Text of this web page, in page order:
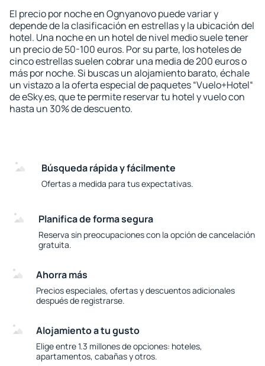
El precio por noche en Ognyanovo puede variar y
depende de la clasificación en estrellas y la ubicación del
hotel. Una noche en un hotel de nivel medio suele tener
un precio de 50-100 euros. Por su parte, los hoteles de
cinco estrellas suelen cobrar una media de 200 euros o
más por noche. Si buscas un alojamiento barato, échale
un vistazo a la oferta especial de paquetes “Vuelo+Hotel“
de eSky.es, que te permite reservar tu hotel y vuelo con
hasta un 30% de descuento.
Búsqueda rápida y fácilmente
Ofertas a medida para tus expectativas.
Planifica de forma segura
Reserva sin preocupaciones con la opción de cancelación
gratuita.
Ahorra más
Precios especiales, ofertas y descuentos adicionales
después de registrarse.
Alojamiento a tu gusto
Elige entre 1.3 millones de opciones: hoteles,
apartamentos, cabañas y otros.